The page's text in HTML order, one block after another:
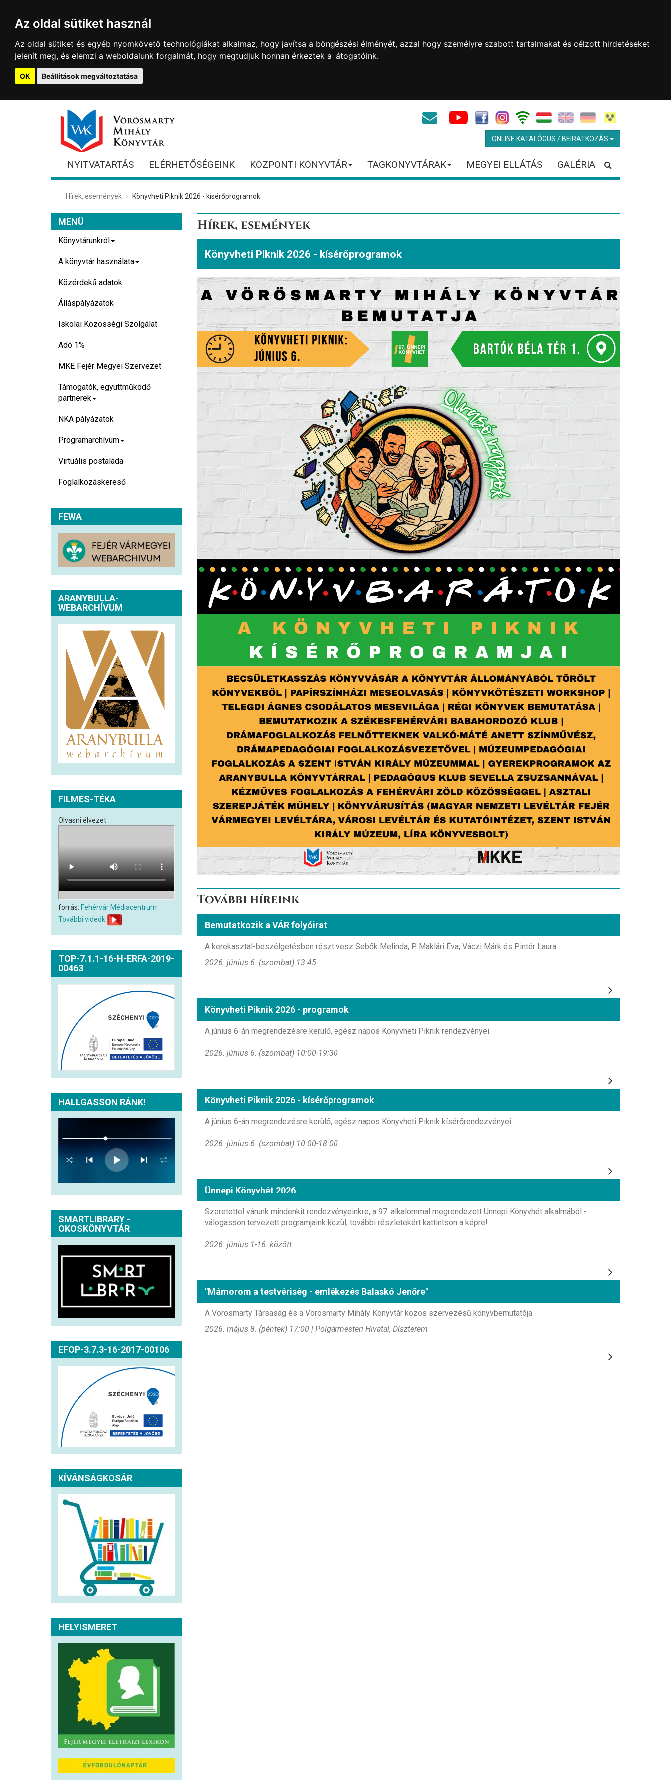
Az oldal sütiket használ
Az oldal sütiket és egyéb nyomkövető technológiákat alkalmaz, hogy javítsa a böngészési élményét, azzal hogy személyre szabott tartalmakat és célzott hirdetéseket
jelenít meg, és elemzi a weboldalunk forgalmát, hogy megtudjuk honnan érkeztek a látogatóink.
OK Beállítások megváltoztatása
ONLINE KATALÓGUS / BEIRATKOZÁS
NYITVATARTÁS ELÉRHETŐSÉGEINK KÖZPONTI KÖNYVTÁR TAGKÖNYVTÁRAK MEGYEI ELLÁTÁS GALÉRIA
Hírek, események Könyvheti Piknik 2026 - kísérőprogramok
Hírek, események
Könyvheti Piknik 2026 - kísérőprogramok
További híreink
Bemutatkozik a VÁR folyóirat
A kerekasztal-beszélgetésben részt vesz Sebők Melinda, P. Maklári Éva, Váczi Márk és Pintér Laura.
2026. június 6. (szombat) 13:45
Könyvheti Piknik 2026 - programok
A június 6-án megrendezésre kerülő, egész napos Könyvheti Piknik rendezvényei.
2026. június 6. (szombat) 10:00-19:30
Könyvheti Piknik 2026 - kísérőprogramok
A június 6-án megrendezésre kerülő, egész napos Könyvheti Piknik kísérőrendezvényei.
2026. június 6. (szombat) 10:00-18:00
Ünnepi Könyvhét 2026
Szeretettel várunk mindenkit rendezvényeinkre, a 97. alkalommal megrendezett Ünnepi Könyvhét alkalmából -
válogasson tervezett programjaink közül, további részletekért kattintson a képre!
2026. június 1-16. között
"Mámorom a testvériség - emlékezés Balaskó Jenőre"
A Vörösmarty Társaság és a Vörösmarty Mihály Könyvtár közös szervezésű könyvbemutatója.
2026. május 8. (péntek) 17:00 | Polgármesteri Hivatal, Díszterem
MENÜ
Könyvtárunkról
A könyvtár használata
Közérdekű adatok
Álláspályázatok
Iskolai Közösségi Szolgálat
Adó 1%
MKE Fejér Megyei Szervezet
Támogatók, együttműködő
partnerek
NKA pályázatok
Programarchívum
Virtuális postaláda
Foglalkozáskereső
FEWA
ARANYBULLA-
WEBARCHÍVUM
FILMES-TÉKA
Olvasni élvezet
forrás: Fehérvár Médiacentrum
További videók
TOP-7.1.1-16-H-ERFA-2019-
00463
HALLGASSON RÁNK!
SMARTLIBRARY -
OKOSKÖNYVTÁR
EFOP-3.7.3-16-2017-00106
KÍVÁNSÁGKOSÁR
HELYISMERET